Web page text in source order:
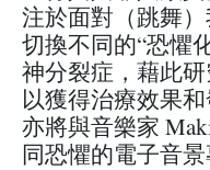
注於面對（跳舞
切換不同的“恐懼
神分裂症，藉此
以獲得治療效果
亦將與音樂家
同恐懼的電子音景